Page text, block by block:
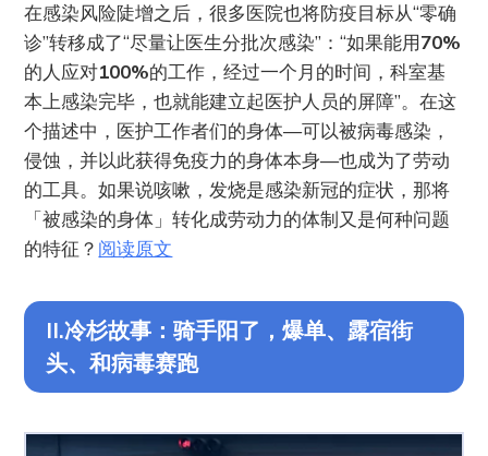
在感染风险陡增之后，很多医院也将防疫目标从“零确
诊”转移成了“尽量让医生分批次感染”：“如果能用70%
的人应对100%的工作，经过一个月的时间，科室基
本上感染完毕，也就能建立起医护人员的屏障”。在这
个描述中，医护工作者们的身体—可以被病毒感染，
侵蚀，并以此获得免疫力的身体本身—也成为了劳动
的工具。如果说咳嗽，发烧是感染新冠的症状，那将
「被感染的身体」转化成劳动力的体制又是何种问题
的特征？ 阅读原文
II.冷杉故事：骑手阳了，爆单、露宿街
头、和病毒赛跑